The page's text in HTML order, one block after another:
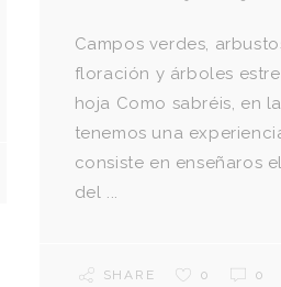
Campos verdes,
floración y árboles
hoja Como sabréis, en
tenemos una
consiste en enseñaros
del ...
SHARE 0 0